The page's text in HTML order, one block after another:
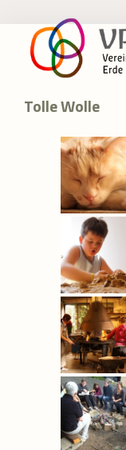
Inhalt
springen
Tolle Wolle